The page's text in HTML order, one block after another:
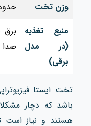
وزن تخت
حدود 70 تا 100 کیلوگرم
منبع تغذیه
(در مدل
برقی)
صدا
تخت ایستا
باشد که دچار
هستند و نیاز است